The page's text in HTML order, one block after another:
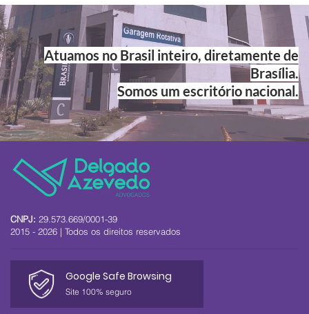
Atuamos no Brasil inteiro, diretamente de
Brasília.
Somos um escritório nacional.
CNPJ: 29.573.669/0001-39
2015 - 2026 | Todos os direitos reservados
Google Safe Browsing
Site 100% seguro